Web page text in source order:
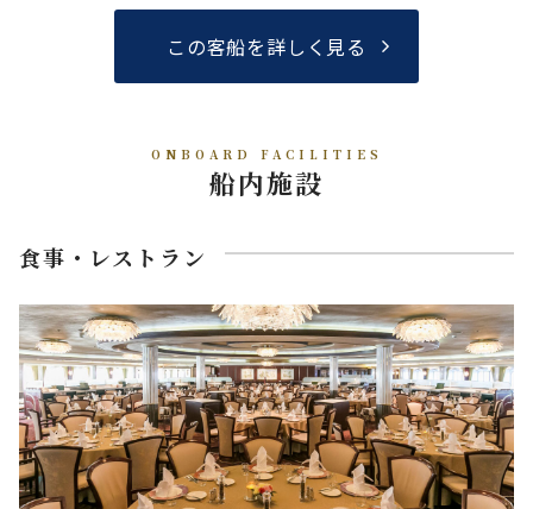
この客船を詳しく見る
ONBOARD FACILITIES
船内施設
食事・レストラン